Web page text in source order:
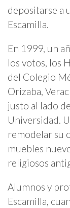
depositarse a
Escamilla.
En 1999, un
los votos, los
del Colegio
Orizaba,
justo al lado
Universidad.
remodelar su
muebles
religiosos
Alumnos y
Escamilla,